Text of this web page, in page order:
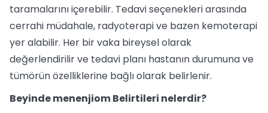
taramalarını içerebilir. Tedavi seçenekleri arasında
cerrahi müdahale, radyoterapi ve bazen kemoterapi
yer alabilir. Her bir vaka bireysel olarak
değerlendirilir ve tedavi planı hastanın durumuna ve
tümörün özelliklerine bağlı olarak belirlenir.
Beyinde menenjiom Belirtileri nelerdir?